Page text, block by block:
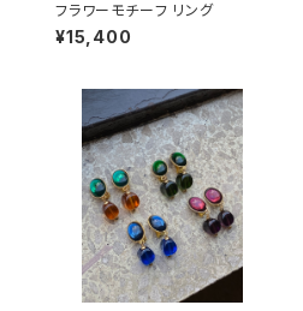
フラワーモチーフ リング
¥15,400